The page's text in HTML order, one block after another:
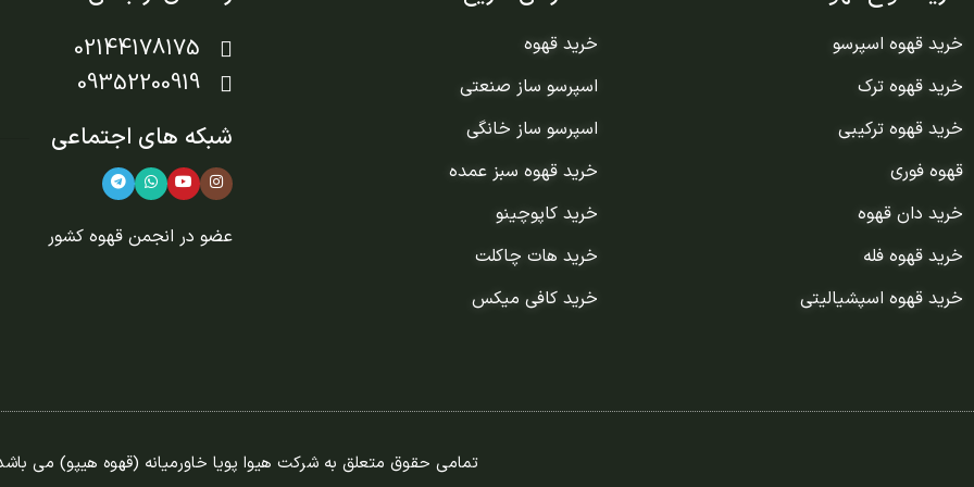
خرید قهوه اسپرسو
خرید قهوه ترک
خرید قهوه ترکیبی
قهوه فوری
خرید دان قهوه
خرید قهوه فله
خرید قهوه اسپشیالیتی
خرید قهوه
اسپرسو ساز صنعتی
اسپرسو ساز خانگی
خرید قهوه سبز عمده
خرید کاپوچینو
خرید هات چاکلت
خرید کافی میکس
02144178175
09352200919
شبکه های اجتماعی
عضو در انجمن قهوه کشور
تمامی حقوق متعلق به شرکت هیوا پویا خاورمیانه (قهوه هیپو) می